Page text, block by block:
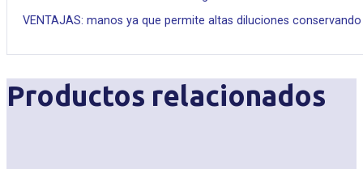
VENTAJAS: manos ya que permite altas diluciones
Productos relacionados